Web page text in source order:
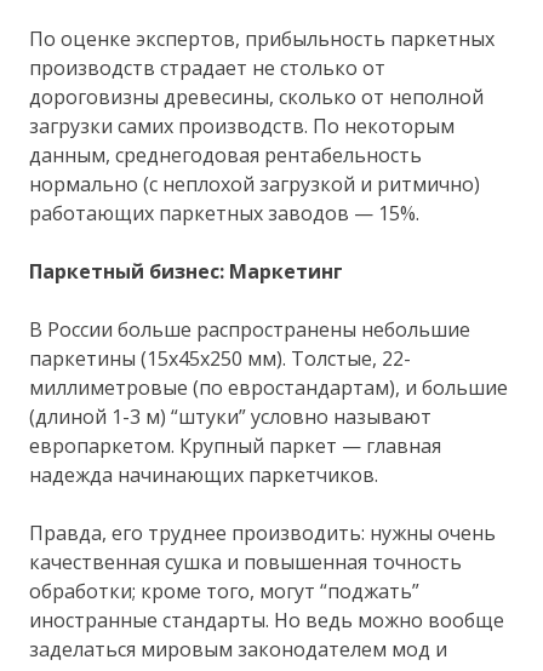
По оценке экспертов, прибыльность паркетных
производств страдает не столько от
дороговизны древесины, сколько от неполной
загрузки самих производств. По некоторым
данным, среднегодовая рентабельность
нормально (с неплохой загрузкой и ритмично)
работающих паркетных заводов — 15%.
Паркетный бизнес: Маркетинг
В России больше распространены небольшие
паркетины (15х45х250 мм). Толстые, 22-
миллиметровые (по евростандартам), и большие
(длиной 1-3 м) “штуки” условно называют
европаркетом. Крупный паркет — главная
надежда начинающих паркетчиков.
Правда, его труднее производить: нужны очень
качественная сушка и повышенная точность
обработки; кроме того, могут “поджать”
иностранные стандарты. Но ведь можно вообще
заделаться мировым законодателем мод и